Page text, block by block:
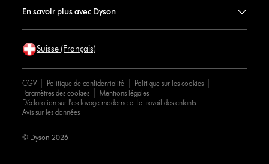
En savoir plus avec Dyson
Suisse (Français)
CGV Politique de confidentialité
Politique sur les cookies
Paramètres des cookies
Mentions légales
Déclaration sur l'esclavage moderne et le travail des enfants
Avis sur les données
© Dyson 2026